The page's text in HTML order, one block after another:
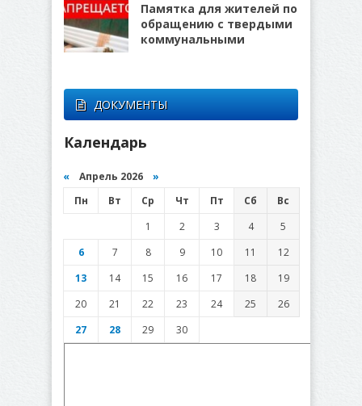
Памятка для жителей по
обращению с твердыми
коммунальными
ДОКУМЕНТЫ
Календарь
« Апрель 2026 »
Пн
Вт Ср Чт Пт Сб
Вс
1
2 3 4
5
6
7 8 9 10 11
12
13
14 15 16 17 18
19
20
21 22 23 24 25
26
27
28 29 30